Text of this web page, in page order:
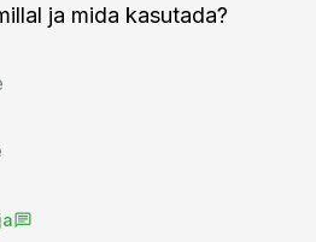
ja mida kasutada?